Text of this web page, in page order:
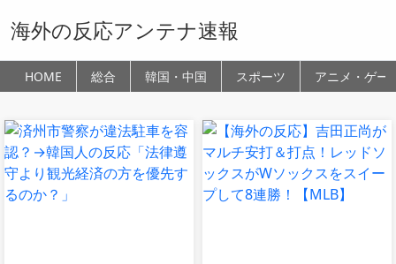
海外の反応アンテナ速報
HOME 総合 韓国・中国 スポーツ アニメ・ゲー